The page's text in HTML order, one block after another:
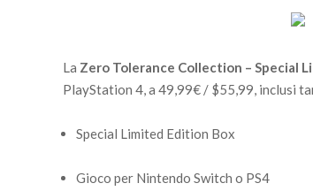
La Zero Tolerance Collection – Special
PlayStation 4, a 49,99€ / $55,99, inclusi
Special Limited Edition Box
Gioco per Nintendo Switch o PS4